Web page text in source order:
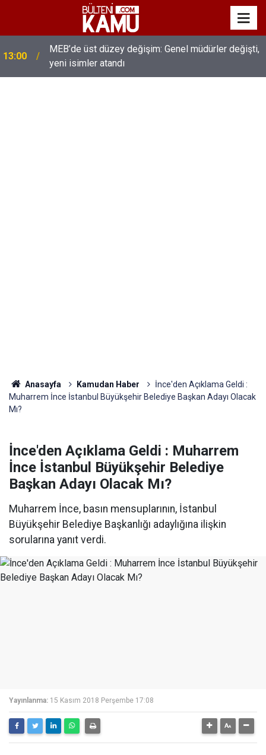
13:00
MEB’de üst düzey değişim: Genel müdürler değişti,
yeni isimler atandı
Anasayfa Kamudan Haber
İnce'den Açıklama Geldi :
Muharrem İnce İstanbul Büyükşehir Belediye Başkan Adayı Olacak
Mı?
İnce'den Açıklama Geldi : Muharrem
İnce İstanbul Büyükşehir Belediye
Başkan Adayı Olacak Mı?
Muharrem İnce, basın mensuplarının, İstanbul
Büyükşehir Belediye Başkanlığı adaylığına ilişkin
sorularına yanıt verdi.
Yayınlanma: 15 Kasım 2018 Perşembe 17:08